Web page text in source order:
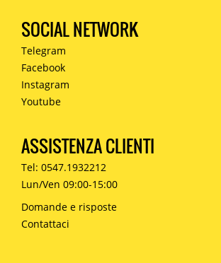
SOCIAL NETWORK
Telegram
Facebook
Instagram
Youtube
ASSISTENZA CLIENTI
Tel: 0547.1932212
Lun/Ven 09:00-15:00
Domande e risposte
Contattaci